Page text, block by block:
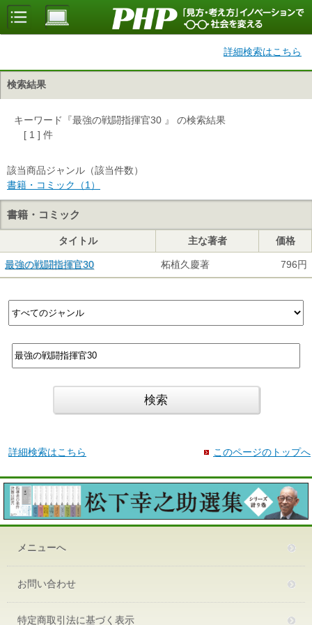
詳細検索はこちら
検索結果
キーワード『最強の戦闘指揮官30 』 の検索結果
[ 1 ] 件
該当商品ジャンル（該当件数）
書籍・コミック（1）
書籍・コミック
タイトル 主な著者 価格
最強の戦闘指揮官30 柘植久慶著 796円
詳細検索はこちら このページのトップへ
メニューへ
お問い合わせ
特定商取引法に基づく表示